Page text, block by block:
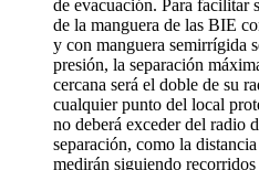
de evacuación. Para facilitar
de la manguera de las BIE
y con manguera semirrígida
presión, la separación
cercana será el doble de su
cualquier punto del local
no deberá exceder del radio
separación, como la
medirán siguiendo